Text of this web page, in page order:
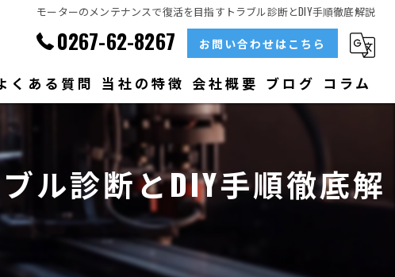
モーターのメンテナンスで復活を目指すトラブル診断とDIY手順徹底解説
0267-62-8267 お問い合わせはこちら
くある質問 当社の特徴
ベアリング
大型
メンテナンス
会社概要 ブログ コラム
ル診断とDIY手順徹底解